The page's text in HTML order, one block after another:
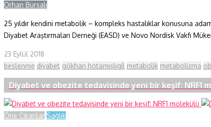
Orhan Bursalı
25 yıldır kendini metabolik – kompleks hastalıklar konusuna
Diyabet Araştırmaları Derneği (EASD) ve Novo Nordisk Vakfı
23 Eylül 2018
beslenme diyabet gökhan hotamışlıgil metabolik metabolizma
Diyabet ve obezite tedavisinde yeni bir keşif: NRF1
Öne Çıkanlar Sağlık